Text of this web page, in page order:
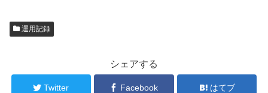
運用記録
シェアする
Twitter Facebook はてブ